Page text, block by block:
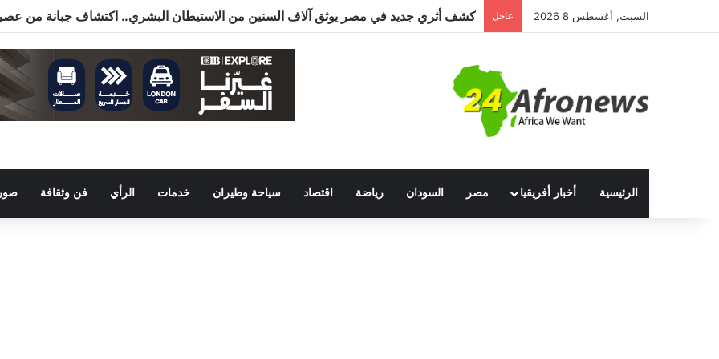
السبت, أغسطس 8 2026 عاجل
الرئيسية أخبار أفريقيا مصر السودان رياضة اقتصاد سياحة وطيران خدمات الرأي فن وثقافة